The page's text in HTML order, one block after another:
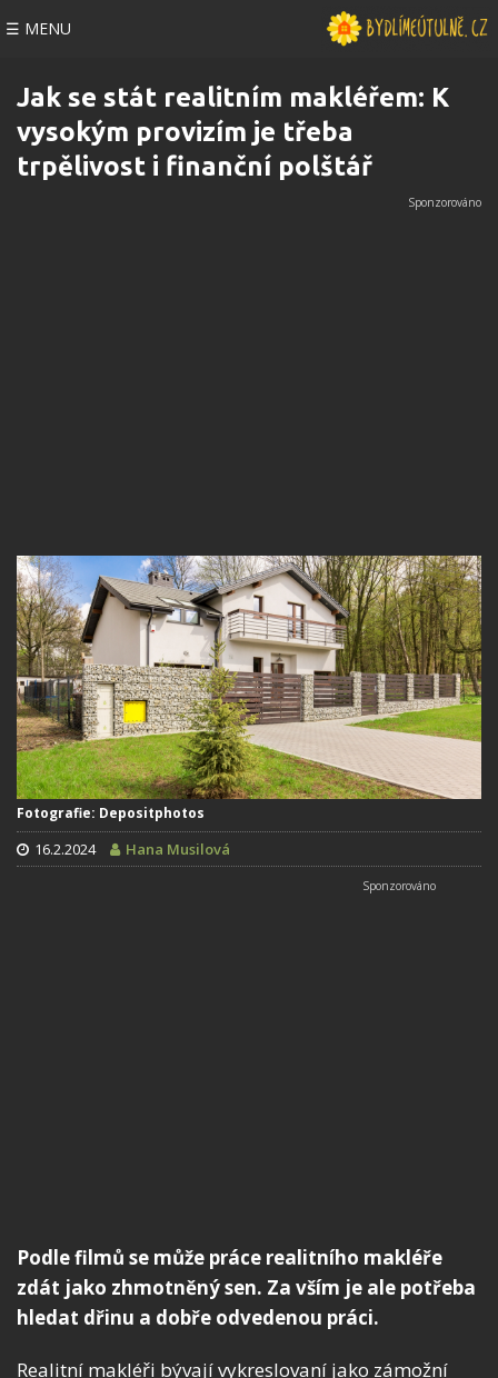
☰ MENU
Jak se stát realitním makléřem: K
vysokým provizím je třeba
trpělivost i finanční polštář
Fotografie: Depositphotos
16.2.2024 Hana Musilová
Podle filmů se může práce realitního makléře
zdát jako zhmotněný sen. Za vším je ale potřeba
hledat dřinu a dobře odvedenou práci.
Realitní makléři bývají vykreslovaní jako zámožní